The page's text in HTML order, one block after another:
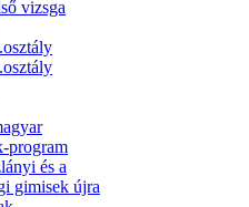
vizsga
program
és a
gimisek újra